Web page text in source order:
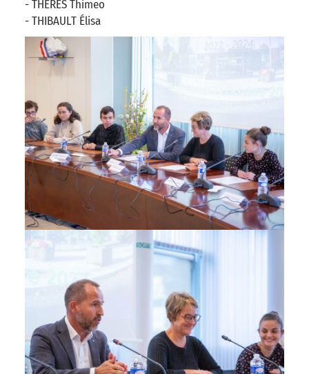
- THERES Thimeo
- THIBAULT Élisa